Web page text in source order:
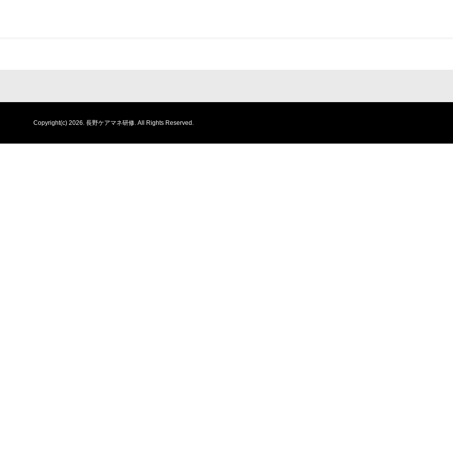
Copyright(c) 2026. 長野ケアマネ研修. All Rights Reserved.